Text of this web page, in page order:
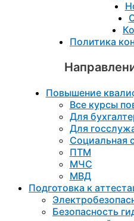
Политика
Повышение
Все курсы
Для
Для
Социальная
ПТМ
МЧС
МВД
Подготовка к
Безопасность